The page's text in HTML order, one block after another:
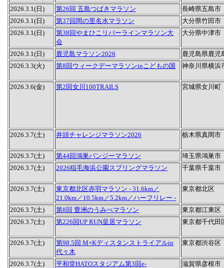
2026.3.1(日)
第26回 五島つばきマラソン
長崎県五島市
2026.3.1(日)
第37回岡の里名水マラソン
大分県竹田市
2026.3.1(日)
第38回やまひこリバーラインマラソン大
会
大分県中津市
2026.3.1(日) 鹿児島マラソン2026
鹿児島県鹿児
2026.3.3(火)
第8回ウィークデーマラソンinこどもの国 神奈川県横浜
2026.3.6(金) 第2回女川100TRAILS 宮城県女川町
2026.3.7(土) 井頭チャレンジマラソン2026 栃木県真岡市
2026.3.7(土) 第44回鴻巣パンジーマラソン
埼玉県鴻巣市
2026.3.7(土)
2026稲毛海浜公園スプリングマラソン 千葉県千葉市
2026.3.7(土)
東京都北区赤羽マラソン - 31.6km／
21.0km／10.5km／5.2km／ハーフリレー -
東京都北区
2026.3.7(土) 第8回 豊洲のうみべマラソン
東京都江東区
2026.3.7(土)
第226回UP RUN皇居マラソン 東京都千代田
2026.3.7(土)
第98.5回 M×Kディスタンストライアルin
代々木
東京都渋谷区
2026.3.7(土)
平和堂HATOスタジアム第3回e-
滋賀県彦根市